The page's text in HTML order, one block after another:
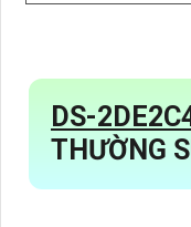
DS-
THƯỜNG